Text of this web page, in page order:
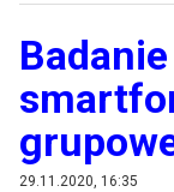
29.11.2020, 16:35